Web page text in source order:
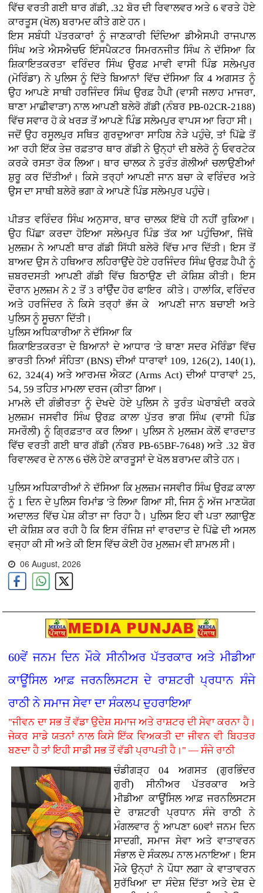
ਵਿੱਚ ਵਰਤੀ ਗਈ ਥਾਰ ਗੱਡੀ, .32 ਬੋਰ ਦੀ ਰਿਵਾਲਵਰ ਅਤੇ 6 ਵਰਤੇ ਹੋਏ
ਕਾਰਤੂਸ (ਖੋਲ) ਬਰਾਮਦ ਕੀਤੇ ਗਏ ਹਨ।
ਇਸ ਸਬੰਧੀ ਪੱਤਰਕਾਰਾਂ ਨੂੰ ਜਾਣਕਾਰੀ ਦਿੰਦਿਆ ਡੀਐਸਪੀ ਰਾਜਪਾਲ
ਸਿੰਘ ਅਤੇ ਐਸਐਚਓ ਇੰਸਪੈਕਟਰ ਸਿਮਰਨਜੀਤ ਸਿੰਘ ਨੇ ਦੱਸਿਆ ਕਿ
ਸ਼ਿਕਾਇਤਕਰਤਾ ਵਰਿੰਦਰ ਸਿੰਘ ਉਰਫ਼ ਮਾਵੀ ਵਾਸੀ ਪਿੰਡ ਸਲੇਮਪੁਰ
(ਮੋਰਿੰਡਾ) ਨੇ ਪੁਲਿਸ ਨੂੰ ਦਿੱਤੇ ਬਿਆਨਾਂ ਵਿੱਚ ਦੱਸਿਆ ਕਿ 4 ਅਗਸਤ ਨੂੰ
ਉਹ ਆਪਣੇ ਸਾਥੀ ਹਰਜਿੰਦਰ ਸਿੰਘ ਉਰਫ਼ ਹੈਪੀ (ਵਾਸੀ ਜਲਾਹ ਮਾਜਰਾ,
ਥਾਣਾ ਮਾਛੀਵਾੜਾ) ਨਾਲ ਆਪਣੀ ਬਲੇਰੋ ਗੱਡੀ (ਨੰਬਰ PB-02CR-2188)
ਵਿੱਚ ਸਵਾਰ ਹੋ ਕੇ ਖਰੜ ਤੋਂ ਆਪਣੇ ਪਿੰਡ ਸਲੇਮਪੁਰ ਵਾਪਸ ਆ ਰਿਹਾ ਸੀ।
ਜਦੋਂ ਉਹ ਰਸੂਲਪੁਰ ਸਥਿਤ ਗੁਰਦੁਆਰਾ ਸਾਹਿਬ ਨੇੜੇ ਪਹੁੰਚੇ, ਤਾਂ ਪਿੱਛੇ ਤੋਂ
ਆ ਰਹੀ ਇੱਕ ਤੇਜ਼ ਰਫ਼ਤਾਰ ਥਾਰ ਗੱਡੀ ਨੇ ਉਨ੍ਹਾਂ ਦੀ ਬਲੇਰੋ ਨੂੰ ਓਵਰਟੇਕ
ਕਰਕੇ ਰਸਤਾ ਰੋਕ ਲਿਆ। ਥਾਰ ਚਾਲਕ ਨੇ ਤੁਰੰਤ ਗੋਲੀਆਂ ਚਲਾਉਣੀਆਂ
ਸ਼ੁਰੂ ਕਰ ਦਿੱਤੀਆਂ। ਕਿਸੇ ਤਰ੍ਹਾਂ ਆਪਣੀ ਜਾਨ ਬਚਾ ਕੇ ਵਰਿੰਦਰ ਅਤੇ
ਉਸ ਦਾ ਸਾਥੀ ਬਲੇਰੋ ਭਗਾ ਕੇ ਆਪਣੇ ਪਿੰਡ ਸਲੇਮਪੁਰ ਪਹੁੰਚੇ।
ਪੀੜਤ ਵਰਿੰਦਰ ਸਿੰਘ ਅਨੁਸਾਰ, ਥਾਰ ਚਾਲਕ ਇੱਥੇ ਹੀ ਨਹੀਂ ਰੁਕਿਆ।
ਉਹ ਪਿੱਛਾ ਕਰਦਾ ਹੋਇਆ ਸਲੇਮਪੁਰ ਪਿੰਡ ਤੱਕ ਆ ਪਹੁੰਚਿਆ, ਜਿੱਥੇ
ਮੁਲਜ਼ਮ ਨੇ ਆਪਣੀ ਥਾਰ ਗੱਡੀ ਸਿੱਧੀ ਬਲੇਰੋ ਵਿੱਚ ਮਾਰ ਦਿੱਤੀ। ਇਸ ਤੋਂ
ਬਾਅਦ ਉਸ ਨੇ ਹਥਿਆਰ ਲਹਿਰਾਉਂਦੇ ਹੋਏ ਹਰਜਿੰਦਰ ਸਿੰਘ ਉਰਫ਼ ਹੈਪੀ ਨੂੰ
ਜ਼ਬਰਦਸਤੀ ਆਪਣੀ ਗੱਡੀ ਵਿੱਚ ਬਿਠਾਉਣ ਦੀ ਕੋਸ਼ਿਸ਼ ਕੀਤੀ। ਇਸ
ਦੌਰਾਨ ਮੁਲਜ਼ਮ ਨੇ 2 ਤੋਂ 3 ਰਾਂਉੰਦ ਹੋਰ ਫਾਇਰ ਕੀਤੇ। ਹਾਲਾਂਕਿ, ਵਰਿੰਦਰ
ਅਤੇ ਹਰਜਿੰਦਰ ਨੇ ਕਿਸੇ ਤਰ੍ਹਾਂ ਭੱਜ ਕੇ ਆਪਣੀ ਜਾਨ ਬਚਾਈ ਅਤੇ
ਪੁਲਿਸ ਨੂੰ ਸੂਚਨਾ ਦਿੱਤੀ।
ਪੁਲਿਸ ਅਧਿਕਾਰੀਆ ਨੇ ਦੱਸਿਆ ਕਿ
ਸ਼ਿਕਾਇਤਕਰਤਾ ਦੇ ਬਿਆਨਾਂ ਦੇ ਆਧਾਰ 'ਤੇ ਥਾਣਾ ਸਦਰ ਮੋਰਿੰਡਾ ਵਿੱਚ
ਭਾਰਤੀ ਨਿਆਂ ਸੰਹਿਤਾ (BNS) ਦੀਆਂ ਧਾਰਾਵਾਂ 109, 126(2), 140(1),
62, 324(4) ਅਤੇ ਆਰਮਜ਼ ਐਕਟ (Arms Act) ਦੀਆਂ ਧਾਰਾਵਾਂ 25,
54, 59 ਤਹਿਤ ਮਾਮਲਾ ਦਰਜ (ਕੀਤਾ ਗਿਆ।
ਮਾਮਲੇ ਦੀ ਗੰਭੀਰਤਾ ਨੂੰ ਦੇਖਦੇ ਹੋਏ ਪੁਲਿਸ ਨੇ ਤੁਰੰਤ ਘੇਰਾਬੰਦੀ ਕਰਕੇ
ਮੁਲਜ਼ਮ ਜਸਵੀਰ ਸਿੰਘ ਉਰਫ਼ ਕਾਲਾ ਪੁੱਤਰ ਭਾਗ ਸਿੰਘ (ਵਾਸੀ ਪਿੰਡ
ਸਮਰੌਲੀ) ਨੂੰ ਗ੍ਰਿਫ਼ਤਾਰ ਕਰ ਲਿਆ। ਪੁਲਿਸ ਨੇ ਮੁਲਜ਼ਮ ਕੋਲੋਂ ਵਾਰਦਾਤ
ਵਿੱਚ ਵਰਤੀ ਗਈ ਥਾਰ ਗੱਡੀ (ਨੰਬਰ PB-65BF-7648) ਅਤੇ .32 ਬੋਰ
ਰਿਵਾਲਵਰ ਦੇ ਨਾਲ 6 ਚੱਲੇ ਹੋਏ ਕਾਰਤੂਸਾਂ ਦੇ ਖੋਲ ਬਰਾਮਦ ਕੀਤੇ ਹਨ।
ਪੁਲਿਸ ਅਧਿਕਾਰੀਆਂ ਨੇ ਦੱਸਿਆ ਕਿ ਮੁਲਜ਼ਮ ਜਸਵੀਰ ਸਿੰਘ ਉਰਫ਼ ਕਾਲਾ
ਨੂੰ 1 ਦਿਨ ਦੇ ਪੁਲਿਸ ਰਿਮਾਂਡ 'ਤੇ ਲਿਆ ਗਿਆ ਸੀ, ਜਿਸ ਨੂੰ ਅੱਜ ਮਾਣਯੋਗ
ਅਦਾਲਤ ਵਿੱਚ ਪੇਸ਼ ਕੀਤਾ ਜਾ ਰਿਹਾ ਹੈ। ਪੁਲਿਸ ਇਹ ਵੀ ਪਤਾ ਲਗਾਉਣ
ਦੀ ਕੋਸ਼ਿਸ਼ ਕਰ ਰਹੀ ਹੈ ਕਿ ਇਸ ਰੰਜਿਸ਼ ਜਾਂ ਵਾਰਦਾਤ ਦੇ ਪਿੱਛੇ ਦੀ ਅਸਲ
ਵਜ੍ਹਾ ਕੀ ਸੀ ਅਤੇ ਕੀ ਇਸ ਵਿੱਚ ਕੋਈ ਹੋਰ ਮੁਲਜ਼ਮ ਵੀ ਸ਼ਾਮਲ ਸੀ।
06 August, 2026
60ਵੇਂ ਜਨਮ ਦਿਨ ਮੌਕੇ ਸੀਨੀਅਰ ਪੱਤਰਕਾਰ ਅਤੇ ਮੀਡੀਆ
ਕਾਊਂਸਿਲ ਆਫ਼ ਜਰਨਲਿਸਟਸ ਦੇ ਰਾਸ਼ਟਰੀ ਪ੍ਰਧਾਨ ਸੰਜੇ
ਰਾਠੀ ਨੇ ਸਮਾਜ ਸੇਵਾ ਦਾ ਸੰਕਲਪ ਦੁਹਰਾਇਆ
"ਜੀਵਨ ਦਾ ਸਭ ਤੋਂ ਵੱਡਾ ਉਦੇਸ਼ ਸਮਾਜ ਅਤੇ ਰਾਸ਼ਟਰ ਦੀ ਸੇਵਾ ਕਰਨਾ ਹੈ।
ਜੇਕਰ ਸਾਡੇ ਯਤਨਾਂ ਨਾਲ ਕਿਸੇ ਇੱਕ ਵਿਅਕਤੀ ਦਾ ਜੀਵਨ ਵੀ ਬਿਹਤਰ
ਬਣਦਾ ਹੈ ਤਾਂ ਇਹੀ ਸਾਡੀ ਸਭ ਤੋਂ ਵੱਡੀ ਪ੍ਰਾਪਤੀ ਹੈ।" — ਸੰਜੇ ਰਾਠੀ
ਚੰਡੀਗੜ੍ਹ 04 ਅਗਸਤ (ਗੁਰਭਿੰਦਰ
ਗੁਰੀ)ਸੀਨੀਅਰ ਪੱਤਰਕਾਰ ਅਤੇ
ਮੀਡੀਆ ਕਾਊਂਸਿਲ ਆਫ਼ ਜਰਨਲਿਸਟਸ
ਦੇ ਰਾਸ਼ਟਰੀ ਪ੍ਰਧਾਨ ਸੰਜੇ ਰਾਠੀ ਨੇ
ਮੰਗਲਵਾਰ ਨੂੰ ਆਪਣਾ 60ਵਾਂ ਜਨਮ ਦਿਨ
ਸਾਦਗੀ, ਸਮਾਜ ਸੇਵਾ ਅਤੇ ਵਾਤਾਵਰਨ
ਸੰਭਾਲ ਦੇ ਸੰਕਲਪ ਨਾਲ ਮਨਾਇਆ। ਇਸ
ਮੌਕੇ ਉਨ੍ਹਾਂ ਨੇ ਪੌਧਾ ਲਗਾ ਕੇ ਵਾਤਾਵਰਨ
ਸੁਰੱਖਿਆ ਦਾ ਸੰਦੇਸ਼ ਦਿੱਤਾ ਅਤੇ ਦੇਸ਼ ਦੇ